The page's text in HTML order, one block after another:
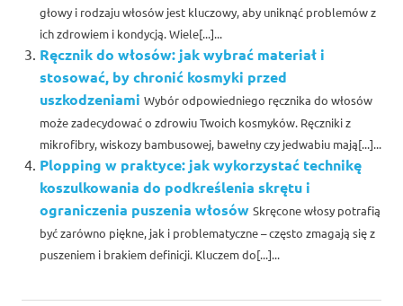
głowy i rodzaju włosów jest kluczowy, aby uniknąć problemów z
ich zdrowiem i kondycją. Wiele[...]...
Ręcznik do włosów: jak wybrać materiał i
stosować, by chronić kosmyki przed
uszkodzeniami Wybór odpowiedniego ręcznika do włosów
może zadecydować o zdrowiu Twoich kosmyków. Ręczniki z
mikrofibry, wiskozy bambusowej, bawełny czy jedwabiu mają[...]...
Plopping w praktyce: jak wykorzystać technikę
koszulkowania do podkreślenia skrętu i
ograniczenia puszenia włosów Skręcone włosy potrafią
być zarówno piękne, jak i problematyczne – często zmagają się z
puszeniem i brakiem definicji. Kluczem do[...]...